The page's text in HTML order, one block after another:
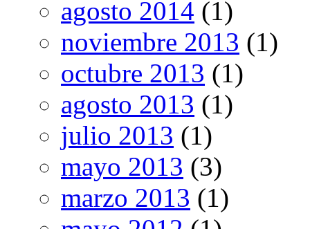
agosto 2014 (1)
noviembre 2013 (1)
octubre 2013 (1)
agosto 2013 (1)
julio 2013 (1)
mayo 2013 (3)
marzo 2013 (1)